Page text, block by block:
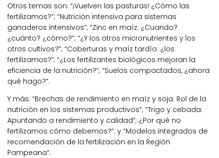
Otros temas son: “¡Vuelven las pasturas! ¿Cómo las
fertilizamos?”; “Nutrición intensiva para sistemas
ganaderos intensivos”; “Zinc en maíz: ¿Cuando?
¿cuánto? ¿cómo?”; “¿Y los otros micronutrientes y los
otros cultivos?”; “Coberturas y maíz tardío: ¿los
fertilizamos?”; “¿Los fertilizantes biológicos mejoran la
eficiencia de la nutrición?”; “Suelos compactados, ¿ahora
qué hago?”.
Y más: “Brechas de rendimiento en maíz y soja: Rol de la
nutrición en los sistemas productivos”; “Trigo y cebada:
Apuntando a rendimiento y calidad”; ¿Por qué no
fertilizamos cómo debemos?”; y “Modelos integrados de
recomendación de la fertilización en la Región
Pampeana”.